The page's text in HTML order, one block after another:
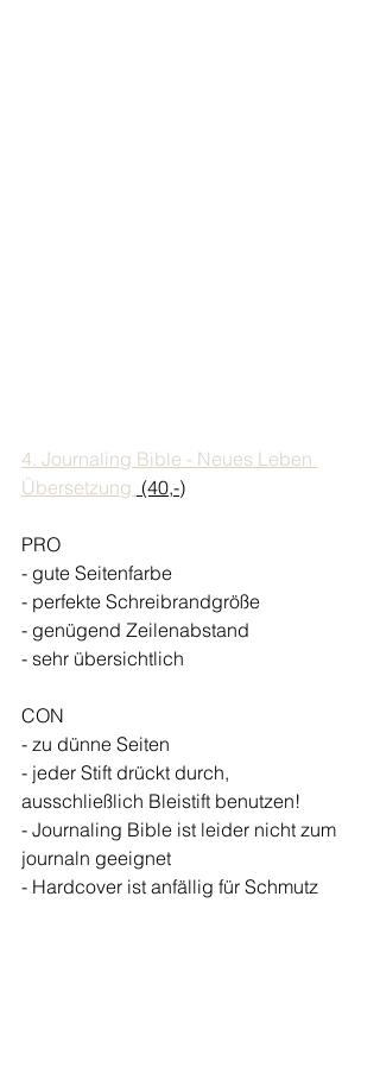
4. Journaling Bible - Neues Leben
Übersetzung (40,-)
PRO
- gute Seitenfarbe
- perfekte Schreibrandgröße
- genügend Zeilenabstand
- sehr übersichtlich
CON
- zu dünne Seiten
- jeder Stift drückt durch,
ausschließlich Bleistift benutzen!
- Journaling Bible ist leider nicht zum
journaln geeignet
- Hardcover ist anfällig für Schmutz